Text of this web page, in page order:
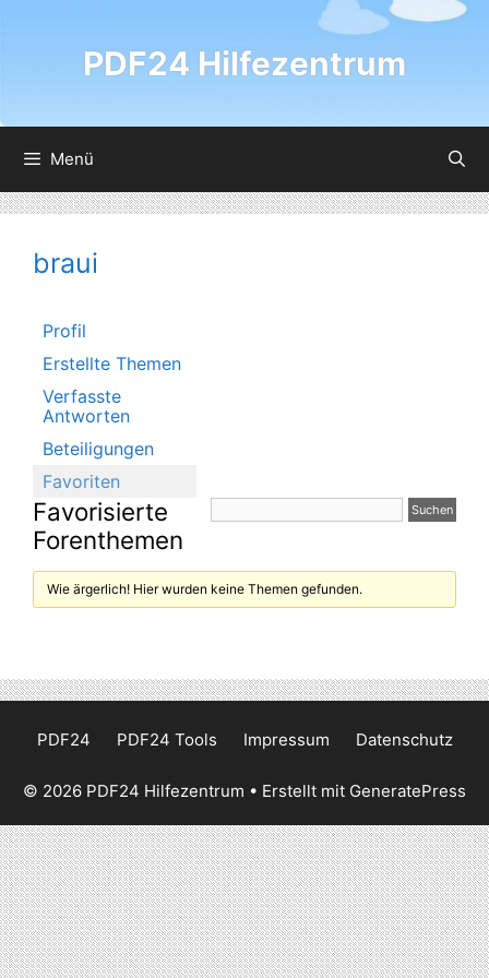
PDF24 Hilfezentrum
Menü
braui
Profil
Erstellte Themen
Verfasste
Antworten
Beteiligungen
Favoriten
Favorisierte
Forenthemen
Wie ärgerlich! Hier wurden keine Themen gefunden.
PDF24 PDF24 Tools Impressum Datenschutz
© 2026 PDF24 Hilfezentrum • Erstellt mit GeneratePress